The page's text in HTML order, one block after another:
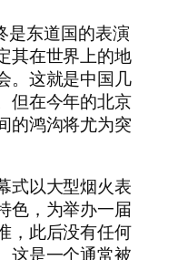
是东道国的表演
其在世界上的地
。这就是中国几
但在今年的北京
的鸿沟将尤为突
式以大型烟火表
色，为举办一届
，此后没有任何
这是一个通常被